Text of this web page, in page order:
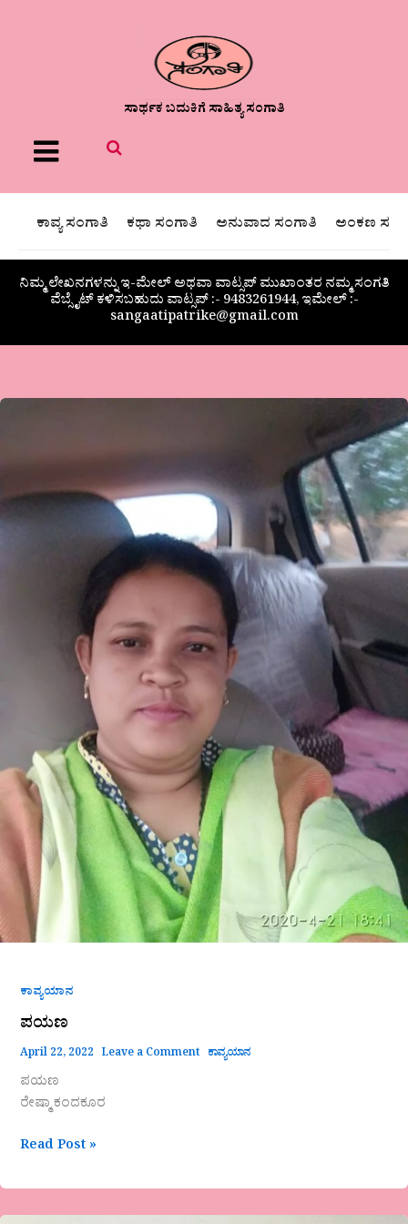
ಸಾರ್ಥಕ ಬದುಕಿಗೆ ಸಾಹಿತ್ಯ ಸಂಗಾತಿ
Menu
ಕಾವ್ಯ ಸಂಗಾತಿ ಕಥಾ ಸಂಗಾತಿ ಅನುವಾದ ಸಂಗಾತಿ ಅಂಕಣ
ನಿಮ್ಮ ಲೇಖನಗಳನ್ನು ಇ-ಮೇಲ್ ಅಥವಾ ವಾಟ್ಸಪ್ ಮುಖಾಂತರ ನಮ್ಮ ಸಂಗತಿ
ವೆಬ್ಸೈಟ್ ಕಳಿಸಬಹುದು ವಾಟ್ಸಪ್‌ :- 9483261944, ಇಮೇಲ್ :-
sangaatipatrike@gmail.com
ಕಾವ್ಯಯಾನ
ಪಯಣ
April 22, 2022 Leave a Comment ಕಾವ್ಯಯಾನ
ಪಯಣ
ರೇಷ್ಮಾ ಕಂದಕೂರ
Read Post »